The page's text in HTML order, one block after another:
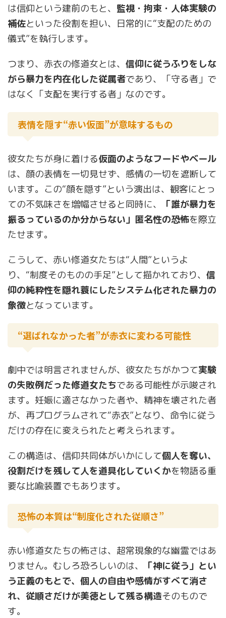
は信仰という建前のもと、 監視・拘束・人体実験の
補佐といった役割を担い、日常的に“支配のための
儀式”を執行します。
つまり、赤衣の修道女とは、 信仰に従うふりをしな
がら暴力を内在化した従属者であり、「守る者」で
はなく「支配を実行する者」なのです。
表情を隠す“赤い仮面”が意味するもの
彼女たちが身に着ける仮面のようなフードやベール
は、顔の表情を一切見せず、感情の一切を遮断して
います。この“顔を隠す”という演出は、観客にとっ
ての不気味さを増幅させると同時に、
「誰が暴力を
振るっているのか分からない」匿名性の恐怖を際立
たせます。
こうして、赤い修道女たちは“人間”というよ
り、“制度そのものの手足”として描かれており、 信
仰の純粋性を隠れ蓑にしたシステム化された暴力の
象徴となっています。
“選ばれなかった者”が赤衣に変わる可能性
劇中では明言されませんが、彼女たちがかつて実験
の失敗例だった修道女たちである可能性が示唆され
ます。妊娠に適さなかった者や、精神を壊された者
が、再プログラムされて“赤衣”となり、命令に従う
だけの存在に変えられたと考えられます。
この構造は、信仰共同体がいかにして個人を奪い、
役割だけを残して人を道具化していくかを物語る重
要な比喩装置でもあります。
恐怖の本質は“制度化された従順さ”
赤い修道女たちの怖さは、超常現象的な幽霊ではあ
りません。むしろ恐ろしいのは、
「神に従う」とい
う正義のもとで、個人の自由や感情がすべて消さ
れ、従順さだけが美徳として残る構造そのもので
す。